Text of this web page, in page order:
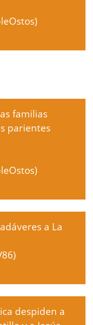
familias
parientes
a La
despiden a